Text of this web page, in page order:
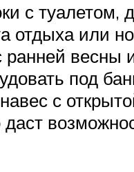
с
отдыха или
под
с